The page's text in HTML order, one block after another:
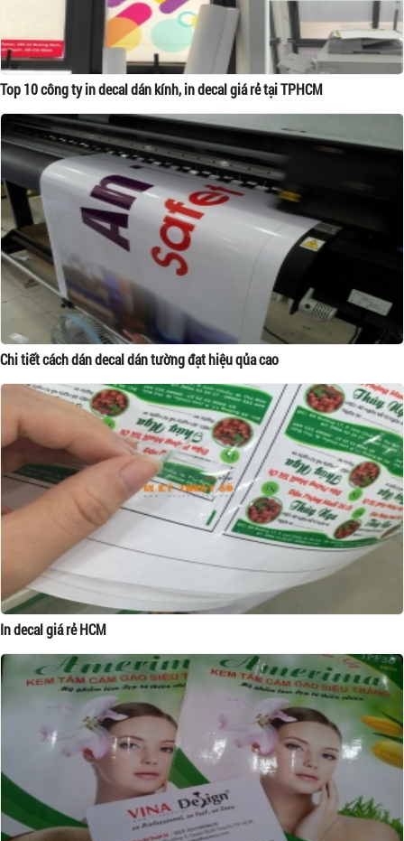
Top 10 công ty in decal dán kính, in decal giá rẻ tại TPHCM
Chi tiết cách dán decal dán tường đạt hiệu qủa cao
In decal giá rẻ HCM